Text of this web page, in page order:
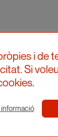
i de
Si
informació